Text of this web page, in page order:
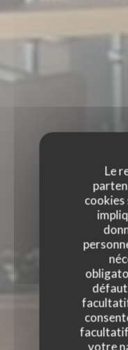
Le
cookies
votre